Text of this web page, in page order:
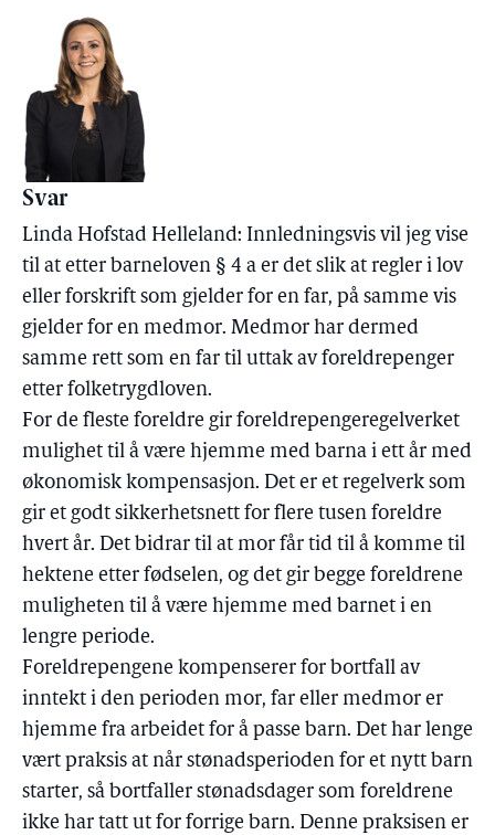
Svar
Linda Hofstad Helleland: Innledningsvis vil jeg vise
til at etter barneloven § 4 a er det slik at regler i lov
eller forskrift som gjelder for en far, på samme vis
gjelder for en medmor. Medmor har dermed
samme rett som en far til uttak av foreldrepenger
etter folketrygdloven.
For de fleste foreldre gir foreldrepengeregelverket
mulighet til å være hjemme med barna i ett år med
økonomisk kompensasjon. Det er et regelverk som
gir et godt sikkerhetsnett for flere tusen foreldre
hvert år. Det bidrar til at mor får tid til å komme til
hektene etter fødselen, og det gir begge foreldrene
muligheten til å være hjemme med barnet i en
lengre periode.
Foreldrepengene kompenserer for bortfall av
inntekt i den perioden mor, far eller medmor er
hjemme fra arbeidet for å passe barn. Det har lenge
vært praksis at når stønadsperioden for et nytt barn
starter, så bortfaller stønadsdager som foreldrene
ikke har tatt ut for forrige barn. Denne praksisen er